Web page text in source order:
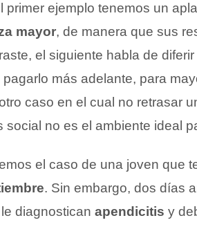
primer ejemplo tenemos un
mayor, de manera que sus
el siguiente habla de
pagarlo más adelante, para
caso en el cual no retrasar
social no es el ambiente ideal
el caso de una joven que
. Sin embargo, dos días
diagnostican apendicitis y